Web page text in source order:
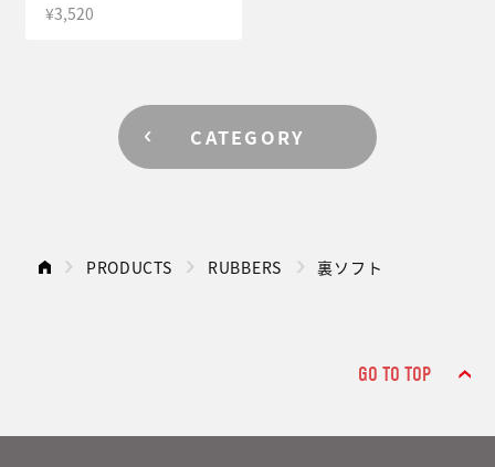
¥3,520
CATEGORY
PRODUCTS RUBBERS 裏ソフト
GO TO TOP